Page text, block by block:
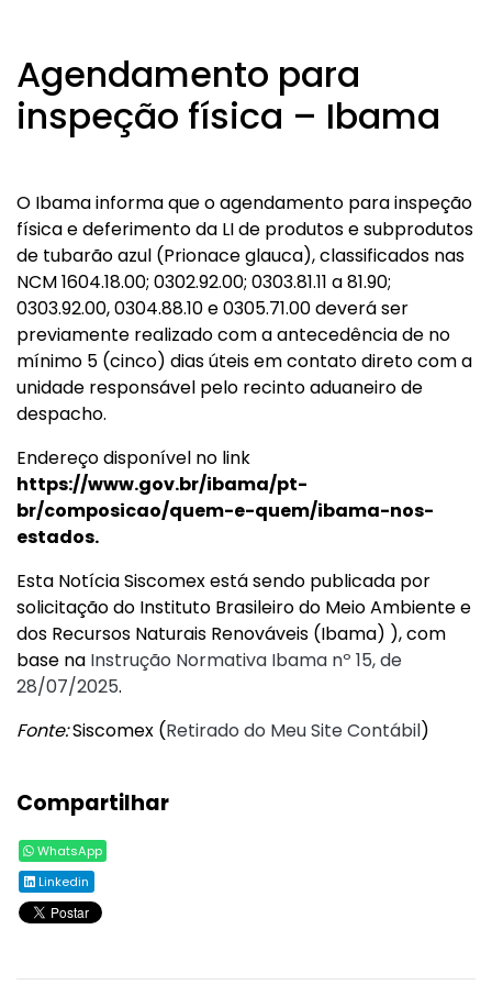
Agendamento para
inspeção física – Ibama
O Ibama informa que o agendamento para inspeção
física e deferimento da LI de produtos e subprodutos
de tubarão azul (Prionace glauca), classificados nas
NCM 1604.18.00; 0302.92.00; 0303.81.11 a 81.90;
0303.92.00, 0304.88.10 e 0305.71.00 deverá ser
previamente realizado com a antecedência de no
mínimo 5 (cinco) dias úteis em contato direto com a
unidade responsável pelo recinto aduaneiro de
despacho.
Endereço disponível no link
https://www.gov.br/ibama/pt-
br/composicao/quem-e-quem/ibama-nos-
estados.
Esta Notícia Siscomex está sendo publicada por
solicitação do Instituto Brasileiro do Meio Ambiente e
dos Recursos Naturais Renováveis (Ibama) ), com
base na Instrução Normativa Ibama nº 15, de
28/07/2025.
Fonte:Siscomex (Retirado do Meu Site Contábil)
Compartilhar
WhatsApp
Linkedin